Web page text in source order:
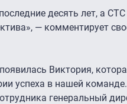
десять лет, а
— комментирует
Виктория,
успеха в нашей
генеральный